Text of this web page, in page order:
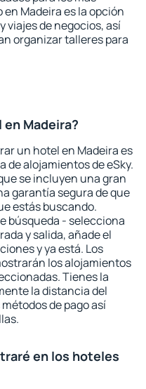
Madeira es la opción
viajes de negocios, así
organizar talleres para
Madeira?
un hotel en Madeira es
de alojamientos de eSky.
se incluyen una gran
garantía segura de que
estás buscando.
búsqueda - selecciona
y salida, añade el
y ya está. Los
los alojamientos
Tienes la
la distancia del
de pago así
en los hoteles